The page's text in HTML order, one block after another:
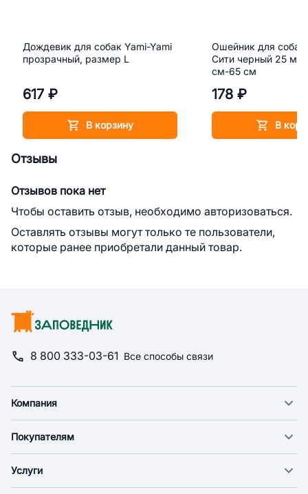
Дождевик для собак Yami-Yami
прозрачный, размер L
617 ₽
В корзину
Ошейник для собак
Сити черный 25 мм,
см-65 см
178 ₽
В
Отзывы
Отзывов пока нет
Чтобы оставить отзыв, необходимо авторизоваться.
Оставлять отзывы могут только те пользователи,
которые ранее приобретали данный товар.
8 800 333-03-61 Все способы связи
Компания
Новости
Поставщикам
Покупателям
Экспресс доставка
Услуги